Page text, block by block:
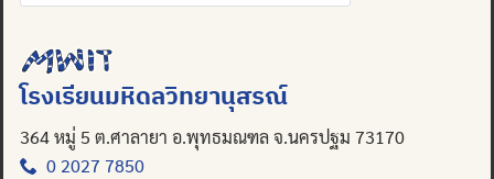
for:
โรงเรียนมหิดลวิทยานุสรณ์
364 หมู่ 5 ต.ศาลายา อ.พุทธมณฑล จ.นครปฐม 73170
0 2027 7850